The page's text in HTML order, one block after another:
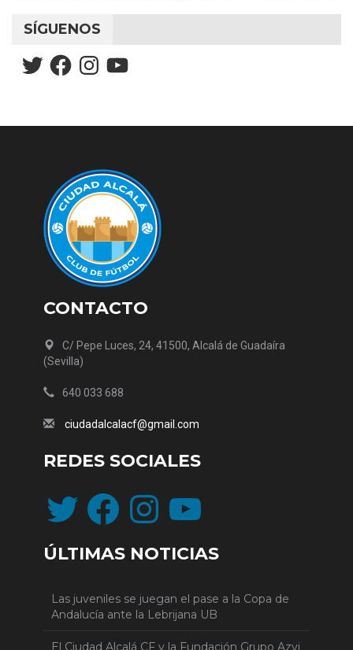
SÍGUENOS
TwitterFacebookInstagramYouTube
CONTACTO
C/ Pepe Luces, 24, 41500, Alcalá de Guadaíra
(Sevilla)
640 033 688
ciudadalcalacf@gmail.com
REDES SOCIALES
Twitter FacebookInstagramYouTube
ÚLTIMAS NOTICIAS
Las juveniles se juegan el pase a la Copa de
Andalucía ante la Lebrijana UB
El Ciudad Alcalá CF y la Fundación Grupo Azvi